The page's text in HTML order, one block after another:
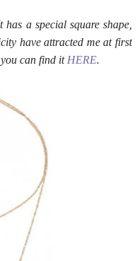
a special square shape,
have attracted me at first
can find it HERE.